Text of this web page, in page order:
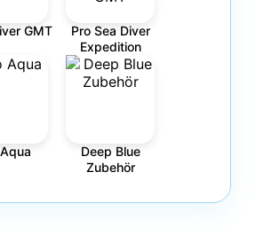
GMT
Pro Sea Diver
Expedition
Deep Blue
Zubehör